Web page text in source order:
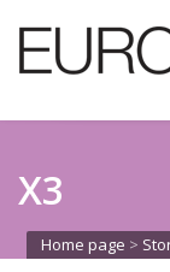
X3
Home page >